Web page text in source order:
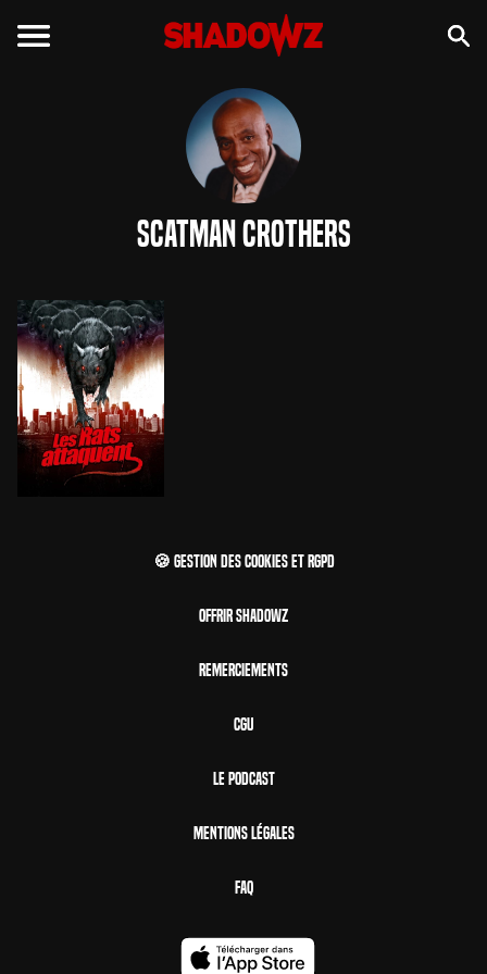
Scatman Crothers
🍪 Gestion des cookies et RGPD
Offrir Shadowz
Remerciements
CGU
Le Podcast
Mentions Légales
FAQ